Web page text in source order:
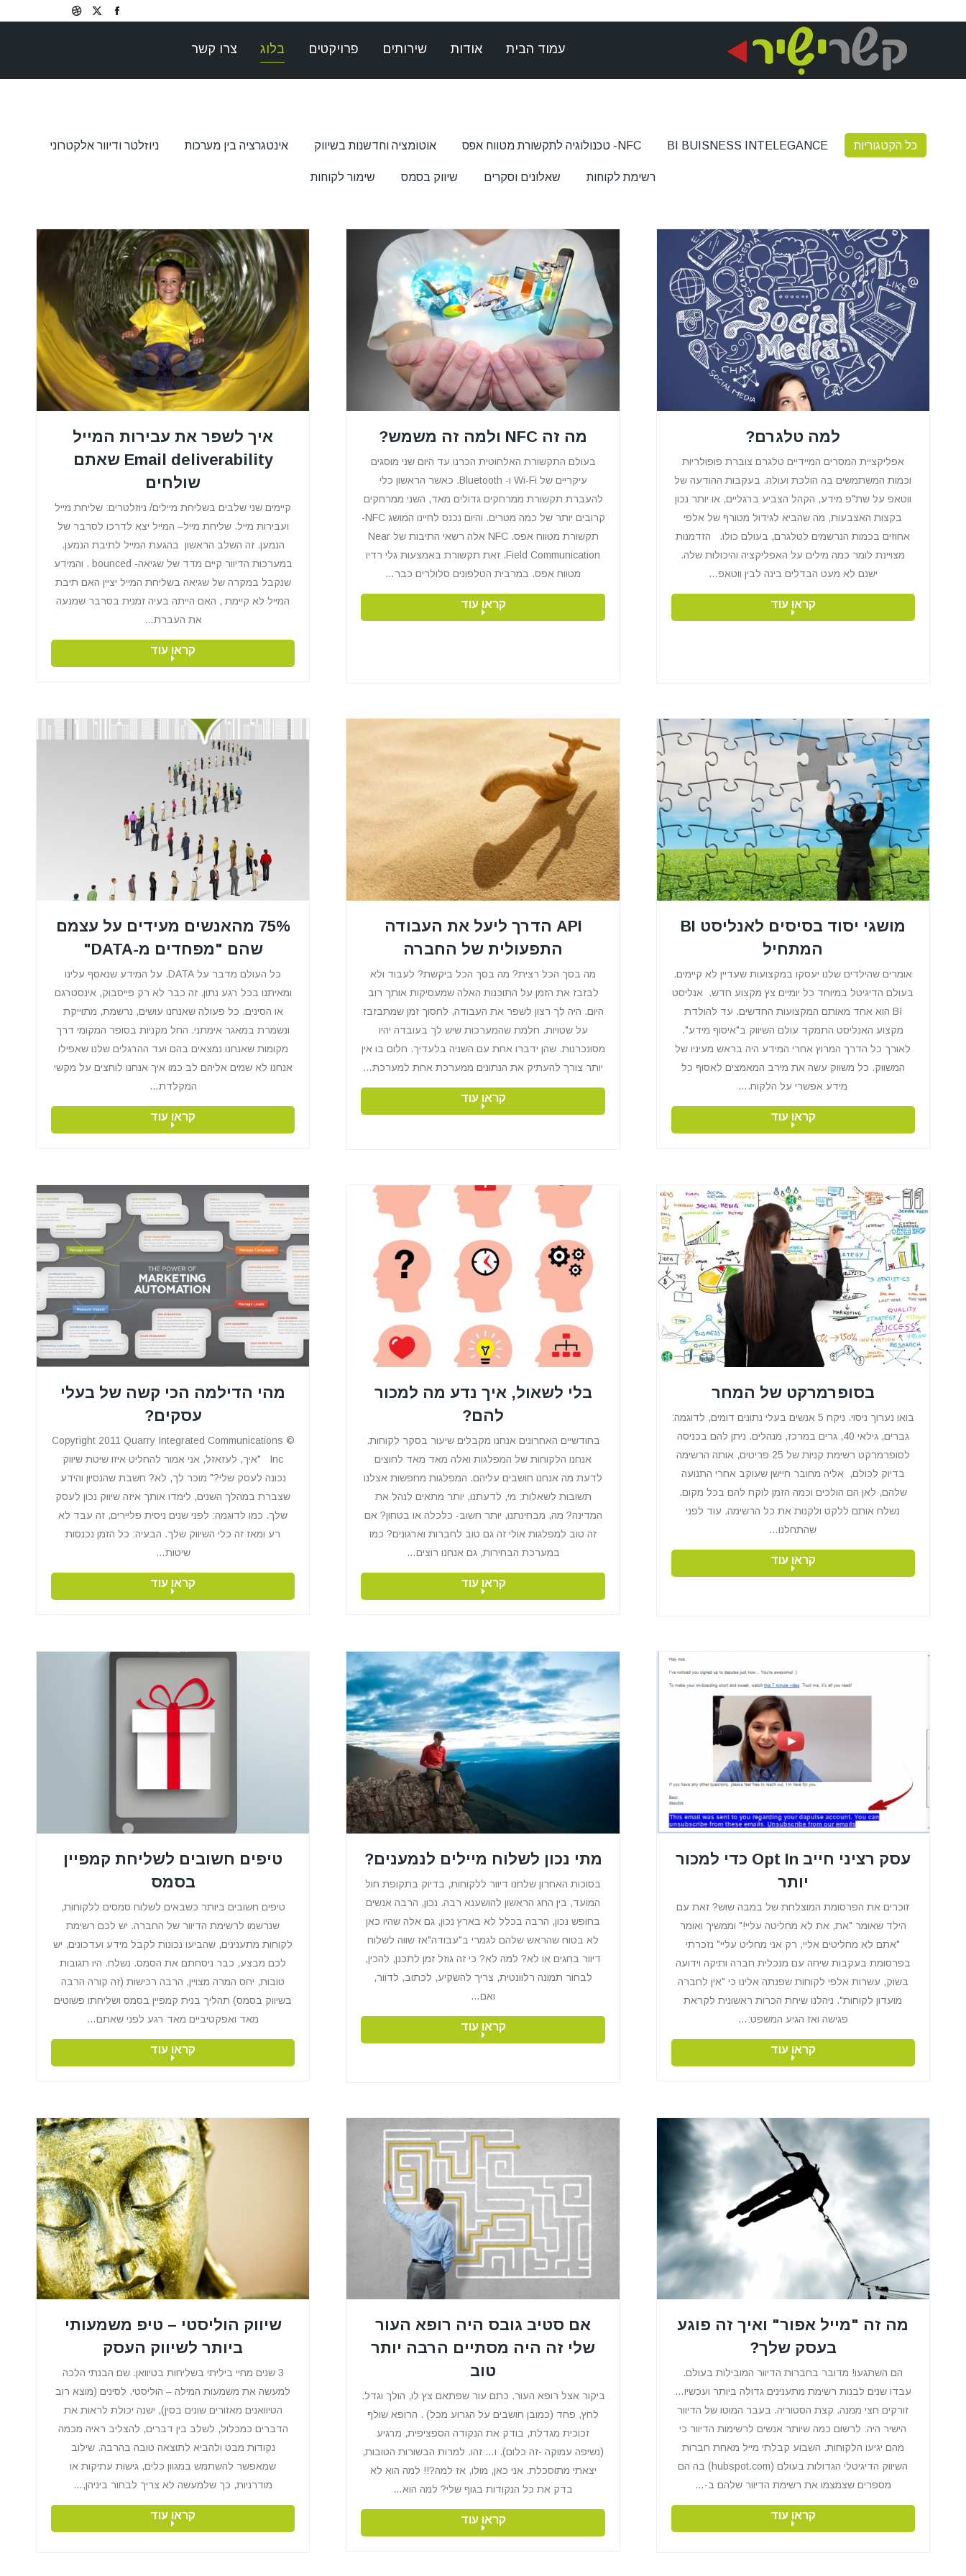
Facebook
X
Dribbble
עמוד הבית אודות שירותים פרויקטים בלוג צרו קשר
כל הקטגוריות BI BUISNESS INTELEGANCE NFC- טכנולוגיה לתקשורת מטווח אפס אוטומציה וחדשנות בשיווק אינטגרציה בין מערכות ניוזלטר ודיוור אלקטרוני
רשימת לקוחות שאלונים וסקרים שיווק בסמס שימור לקוחות
למה טלגרם?
אפליקציית המסרים המיידיים טלגרם צוברת פופולריות
וכמות המשתמשים בה הולכת ועולה. בעקבות ההודעה של
ווטאפ על שת"פ מידע, הקהל הצביע ברגליים, או יותר נכון
בקצות האצבעות, מה שהביא לגידול מטורף של אלפי
אחוזים בכמות הנרשמים לטלגרם, בעולם כולו. הזדמנות
מצויינת לומר כמה מילים על האפליקציה והיכולות שלה.
ישנם לא מעט הבדלים בינה לבין ווטאפ…
קראו עוד
מה זה NFC ולמה זה משמש?
בעולם התקשורת האלחוטית הכרנו עד היום שני מוסגים
עיקריים של Wi-Fi ו- Bluetooth. כאשר הראשון כלי
להעברת תקשורת ממרחקים גדולים מאד, השני ממרחקים
קרובים יותר של כמה מטרים. והיום נכנס לחיינו המושג NFC-
תקשורת מטווח אפס. NFC אלה רשאי התיבות של Near
Field Communication. זאת תקשורת באמצעות גלי רדיו
מטווח אפס. במרבית הטלפונים סלולרים כבר…
קראו עוד
איך לשפר את עבירות המייל
Email deliverability שאתם
שולחים
קיימים שני שלבים בשליחת מיילים/ ניוזלטרים: שליחת מייל
ועבירות מייל. שליחת מייל– המייל יצא לדרכו לסרבר של
הנמען. זה השלב הראשון בהגעת המייל לתיבת הנמען.
במערכות הדיוור קיים מדד של שגיאה- bounced . והמידע
שנקבל במקרה של שגיאה בשליחת המייל יציין האם תיבת
המייל לא קיימת , האם הייתה בעיה זמנית בסרבר שמנעה
את העברת…
קראו עוד
מושגי יסוד בסיסים לאנליסט BI
המתחיל
אומרים שהילדים שלנו יעסקו במקצועות שעדיין לא קיימים.
בעולם הדיגיטל במיוחד כל יומיים צץ מקצוע חדש. אנליסט
BI הוא אחד מאותם המקצועות החדשים. עד להולדת
מקצוע האנליסט התמקד עולם השיווק ב"איסוף מידע".
לאורך כל הדרך המרוץ אחרי המידע היה בראש מעיניו של
המשווק. כל משווק עשה את מירב המאמצים לאסוף כל
מידע אפשרי על הלקוח.…
קראו עוד
API הדרך ליעל את העבודה
התפעולית של החברה
מה בסך הכל רצית? מה בסך הכל ביקשת? לעבוד ולא
לבזבז את הזמן על התוכנות האלה שמעסיקות אותך רוב
היום. היה לך רצון לשפר את העבודה, לחסוך זמן שמתבזבז
על שטויות. חלמת שהמערכות שיש לך בעובדה יהיו
מסונכרנות. שהן ידברו אחת עם השניה בלעדיך. חלום בו אין
יותר צורך להעתיק את הנתונים ממערכת אחת למערכת…
קראו עוד
75% מהאנשים מעידים על עצמם
שהם "מפחדים מ-DATA"
כל העולם מדבר על DATA. על המידע שנאסף עלינו
ומאיתנו בכל רגע נתון. זה כבר לא רק פייסבוק, אינסטרגם
או הסינים. כל פעולה שאנחנו עושים, נרשמת, מתוייקת
ונשמרת במאגר אימתני. החל מקניות בסופר המקומי דרך
מקומות שאנחנו נמצאים בהם ועד ההרגלים שלנו שאפילו
אנחנו לא שמים אליהם לב כמו איך אנחנו לוחצים על מקשי
המקלדת…
קראו עוד
בסופרמרקט של המחר
בואו נערוך ניסוי. ניקח 5 אנשים בעלי נתונים דומים, לדוגמה:
גברים, גילאי 40, גרים במרכז, מנהלים. ניתן להם בכניסה
לסופרמרקט רשימת קניות של 25 פריטים, אותה הרשימה
בדיוק לכולם, אליה מחובר חיישן שעוקב אחרי התנועה
שלהם, לאן הם הולכים וכמה הזמן לוקח להם בכל מקום.
נשלח אותם ללקט ולקנות את כל הרשימה. עוד לפני
שהתחלנו…
קראו עוד
בלי לשאול, איך נדע מה למכור
להם?
בחודשיים האחרונים אנחנו מקבלים שיעור בסקר לקוחות.
אנחנו הלקוחות של המפלגות ואלה מאד מאד לחוצים
לדעת מה אנחנו חושבים עליהם. המפלגות מחפשות אצלנו
תשובות לשאלות: מי, לדעתנו, יותר מתאים לנהל את
המדינה? מה, מבחינתנו, יותר חשוב- כלכלה או בטחון? אם
זה טוב למפלגות אולי זה גם טוב לחברות וארגונים? כמו
במערכת הבחירות, גם אנחנו רוצים…
קראו עוד
מהי הדילמה הכי קשה של בעלי
עסקים?
© Copyright 2011 Quarry Integrated Communications
Inc "איך, לעזאזל, אני אמור להחליט איזו שיטת שיווק
נכונה לעסק שלי?" מוכר לך, לא? חשבת שהנסיון והידע
שצברת במהלך השנים, לימדו אותך איזה שיווק נכון לעסק
שלך. כמו לדוגמה: לפני שנים ניסית פליירים, זה עבד לא
רע ומאז זה כלי השיווק שלך. הבעיה: כל הזמן נכנסות
שיטות…
קראו עוד
עסק רציני חייב Opt In כדי למכור
יותר
זוכרים את הפרסומת המוצלחת של במבה שוש? זאת עם
הילד שאומר "את, את לא מחליטה עליי!" וממשיך ואומר
"אתם לא מחליטים אליי, רק אני מחליט עליי" נזכרתי
בפרסומת בעקבות שיחה עם מנכלית חברה ותיקה וידועה
בשוק, עשרות אלפי לקוחות שפנתה אלינו כי "אין לחברה
מועדון לקוחות". ניהלנו שיחת הכרות ראשונית לקראת
פגישה ואז הגיע המשפט:…
קראו עוד
מתי נכון לשלוח מיילים לנמענים?
בסוכות האחרון שלחנו דיוור ללקוחות, בדיוק בתקופת חול
המועד, בין החג הראשון להושענא רבה. נכון, הרבה אנשים
בחופש נכון, הרבה בכלל לא בארץ נכון, גם אלה שהיו כאן
לא בטוח שהראש שלהם לגמרי ב"עבודה"אז שווה לשלוח
דיוור בחגים או לא? למה לא? כי זה גוזל זמן לתכנן, להכין,
לבחור תמונה רלוונטית, צריך להשקיע, לכתוב, לדוור,
ואם…
קראו עוד
טיפים חשובים לשליחת קמפיין
בסמס
טיפים חשובים ביותר כשבאים לשלוח סמסים ללקוחות,
שנרשמו לרשימת הדיוור של החברה. יש לכם רשימת
לקוחות מתענינים, שהביעו נכונות לקבל מידע ועדכונים, יש
לכם מבצע, כבר ניסחתם את הסמס. נשלח. היו תגובות
טובות, יחס המרה מצויין, הרבה רכישות (זה קורה הרבה
בשיווק בסמס) תהליך בנית קמפיין בסמס ושליחתו פשוטים
מאד ואפקטיביים מאד רגע לפני שאתם…
קראו עוד
מה זה "מייל אפור" ואיך זה פוגע
בעסק שלך?
הם השתגעו! מדובר בחברות הדיוור המובילות בעולם.
עבדו שנים לבנות רשימת מתענינים גדולה ביותר ועכשיו…
זורקים חצי ממנה. קצת הסטוריה. בעבר המוטו של הדיוור
הישיר היה: לרשום כמה שיותר אנשים לרשימות הדיוור כי
מהם יגיעו הלקוחות. השבוע קבלתי מייל מאחת חברות
השיווק הדיגיטלי הגדולות בעולם (hubspot.com) בה הם
מספרים שצמצמו את רשימת הדיוור שלהם ב-…
קראו עוד
אם סטיב גובס היה רופא העור
שלי זה היה מסתיים הרבה יותר
טוב
ביקור אצל רופא העור. כתם עור שפתאם צץ לו, הולך וגדל.
לחץ, פחד (כמובן חושבים על הגרוע מכל) . הרופא שולף
זכוכית מגדלת, בודק את הנקודה הספציפית, מרגיע
(נשיפה עמוקה -זה כלום). ו… זהו. למרות הבשורות הטובות,
יצאתי מתוסכלת. אני כאן, מולו, אז למה?!! למה הוא לא
בדק את כל הנקודות בגוף שלי? למה הוא…
קראו עוד
שיווק הוליסטי – טיפ משמעותי
ביותר לשיווק העסק
3 שנים מחיי ביליתי בשליחות בטיוואן. שם הבנתי הלכה
למעשה את משמעות המילה – הוליסטי. לסינים (מוצא רוב
הטיוואנים מאזורים שונים בסין), ישנה יכולת לראות את
הדברים כמכלול, לשלב בין דברים, להצליב ראיה מכמה
נקודות מבט ולהביא לתוצאה טובה בהרבה. שילוב
שמאפשר להשתמש במגוון כלים, גישות עתיקות או
מודרניות, כך שלמעשה לא צריך לבחור ביניהן,…
קראו עוד